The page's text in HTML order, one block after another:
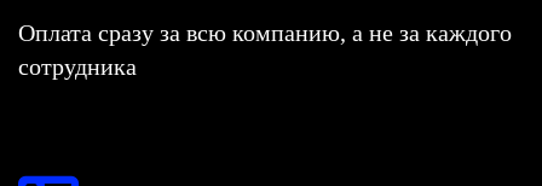
Оплата сразу за всю компанию, а не за каждого
сотрудника